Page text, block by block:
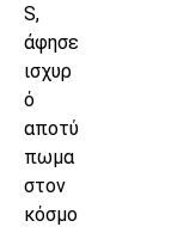
S,
άφησε
ισχυρ
ό
αποτύ
πωμα
στον
κόσμο